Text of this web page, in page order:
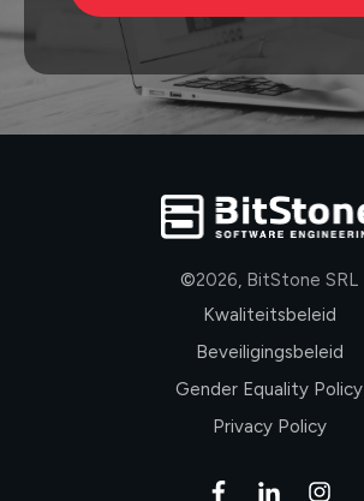
©2026, BitStone SRL
Kwaliteitsbeleid
Beveiligingsbeleid
Gender Equality Policy
Privacy Policy